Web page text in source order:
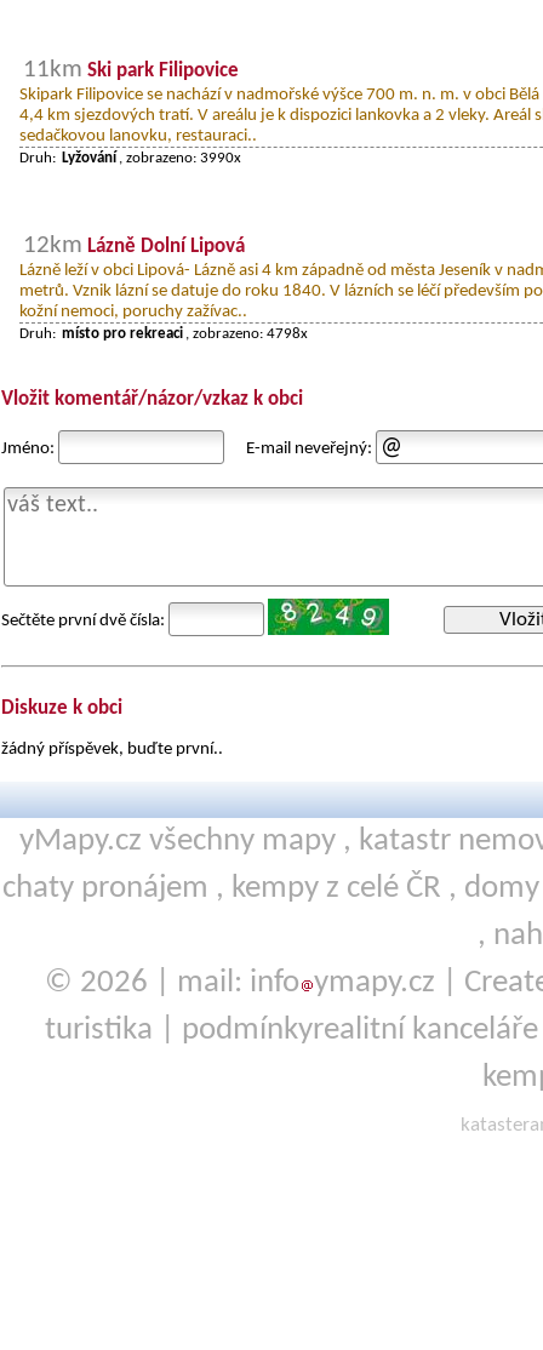
11km Ski park Filipovice
Skipark Filipovice se nachází v nadmořské výšce 700 m. n. m. v obci
4,4 km sjezdových tratí. V areálu je k dispozici lankovka a 2 vleky. Areál
sedačkovou lanovku, restauraci..
Druh: Lyžování , zobrazeno: 3990x
12km Lázně Dolní Lipová
Lázně leží v obci Lipová- Lázně asi 4 km západně od města Jeseník v
metrů. Vznik lázní se datuje do roku 1840. V lázních se léčí především
kožní nemoci, poruchy zažívac..
Druh: místo pro rekreaci , zobrazeno: 4798x
Vložit komentář/názor/vzkaz k obci
Jméno: E-mail neveřejný:
Sečtěte první dvě čísla:
Diskuze k obci
žádný příspěvek, buďte první..
yMapy.cz všechny mapy , katastr
chaty pronájem , kempy z celé ČR ,
,
© 2026 | mail: info ymapy.cz |
turistika
podmínkyrealitní kanceláře